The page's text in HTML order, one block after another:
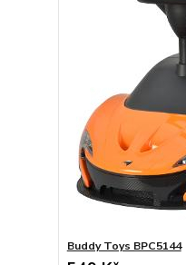
Buddy Toys BPC5144